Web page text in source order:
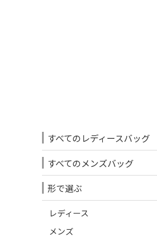
すべてのレディースバッグ
すべてのメンズバッグ
形で選ぶ
レディース
メンズ